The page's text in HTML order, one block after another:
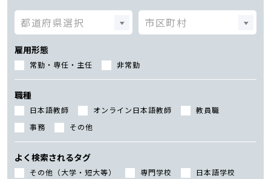
雇用形態
常勤・専任・主任 非常勤
職種
日本語教師 オンライン日本語教師
教員職
事務
その他
よく検索されるタグ
その他（大学・短大等） 専門学校
日本語学校